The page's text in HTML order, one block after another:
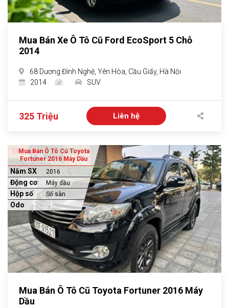
Mua Bán Xe Ô Tô Cũ Ford EcoSport 5 Chỗ
2014
68 Dương Đình Nghệ, Yên Hòa, Cầu Giấy, Hà Nội
2014
SUV
325 Triệu Liên hệ
Mua Bán Ô Tô Cũ Toyota
Fortuner 2016 Máy Dầu
Năm SX 2016
Động cơ Máy dầu
Hộp số Số sàn
Odo
Mua Bán Ô Tô Cũ Toyota Fortuner 2016 Máy
Dầu